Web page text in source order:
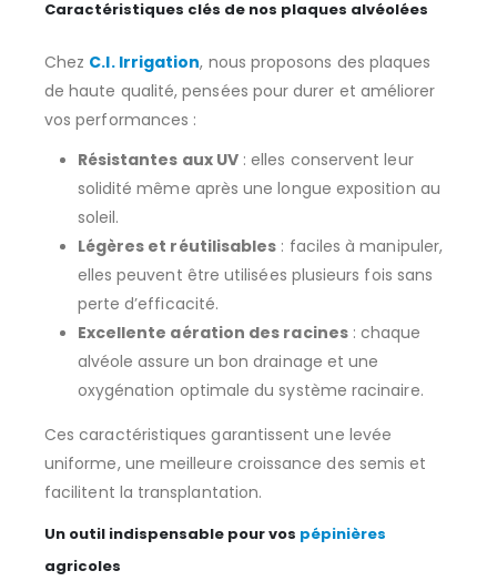
Caractéristiques clés de nos plaques alvéolées
Chez C.I. Irrigation, nous proposons des plaques
de haute qualité, pensées pour durer et améliorer
vos performances :
Résistantes aux UV: elles conservent leur
solidité même après une longue exposition au
soleil.
Légères et réutilisables : faciles à manipuler,
elles peuvent être utilisées plusieurs fois sans
perte d’efficacité.
Excellente aération des racines: chaque
alvéole assure un bon drainage et une
oxygénation optimale du système racinaire.
Ces caractéristiques garantissent une levée
uniforme, une meilleure croissance des semis et
facilitent la transplantation.
Un outil indispensable pour vos pépinières
agricoles